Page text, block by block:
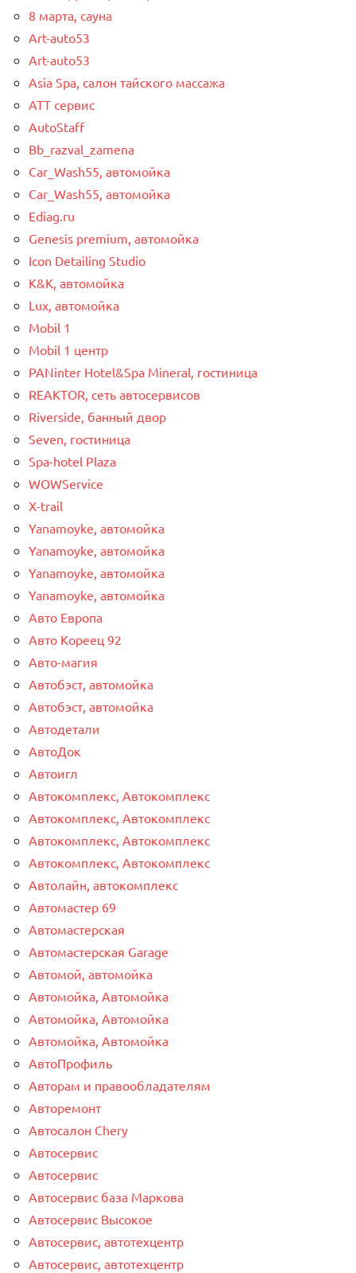
8 марта, сауна
Art-auto53
Art-auto53
Asia Spa, салон тайского массажа
ATT сервис
AutoStaff
Bb_razval_zamena
Car_Wash55, автомойка
Car_Wash55, автомойка
Ediag.ru
Genesis premium, автомойка
Icon Detailing Studio
K&K, автомойка
Lux, автомойка
Mobil 1
Mobil 1 центр
PANinter Hotel&Spa Mineral, гостиница
REAKTOR, сеть автосервисов
Riverside, банный двор
Seven, гостиница
Spa-hotel Plaza
WOWService
X-trail
Yanamoyke, автомойка
Yanamoyke, автомойка
Yanamoyke, автомойка
Yanamoyke, автомойка
Авто Европа
Авто Кореец 92
Авто-магия
Автобэст, автомойка
Автобэст, автомойка
Автодетали
АвтоДок
Автоигл
Автокомплекс, Автокомплекс
Автокомплекс, Автокомплекс
Автокомплекс, Автокомплекс
Автокомплекс, Автокомплекс
Автолайн, автокомплекс
Автомастер 69
Автомастерская
Автомастерская Garage
Автомой, автомойка
Автомойка, Автомойка
Автомойка, Автомойка
Автомойка, Автомойка
АвтоПрофиль
Авторам и правообладателям
Авторемонт
Автосалон Chery
Автосервис
Автосервис
Автосервис база Маркова
Автосервис Высокое
Автосервис, автотехцентр
Автосервис, автотехцентр